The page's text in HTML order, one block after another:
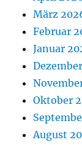
März
Februar
Januar
Oktober
August